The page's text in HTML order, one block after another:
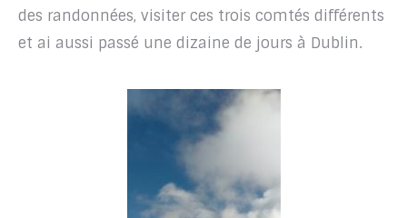
des randonnées, visiter ces trois comtés différents
et ai aussi passé une dizaine de jours à Dublin.